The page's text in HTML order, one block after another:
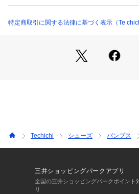
※サイズ表記について商品によって同
特定商取引に関する法律に基づく表示（Te
Techichi シューズ パンプス
三井ショッピングパークアプリ
全国の三井ショッピングパークポイント
リ